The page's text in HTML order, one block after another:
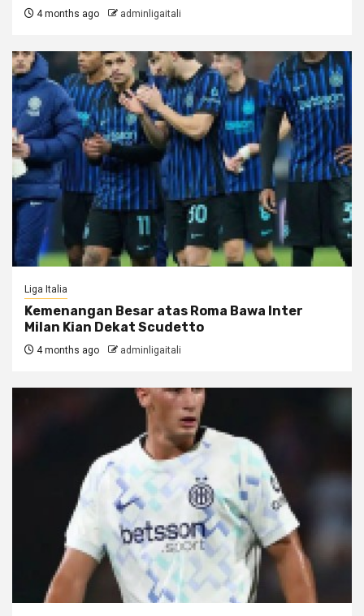
4 months ago adminligaitali
Liga Italia
Kemenangan Besar atas Roma Bawa Inter
Milan Kian Dekat Scudetto
4 months ago adminligaitali